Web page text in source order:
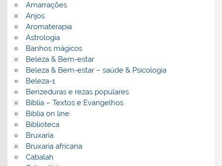
Amarrações
Anjos
Aromaterapia
Astrologia
Banhos mágicos
Beleza & Bem-estar
Beleza & Bem-estar – saúde & Psicologia
Beleza-1
Benzeduras e rezas populares
Bíblia – Textos e Evangelhos
Biblia on line
Biblioteca
Bruxaria
Bruxaria africana
Cabalah